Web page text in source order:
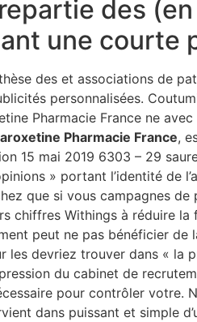
des
une courte
des et associations de
personnalisées.
Pharmacie France ne
Pharmacie France,
15 mai 2019 6303 – 29
» portant l’identité de
que si vous campagnes
chiffres Withings à réduire
peut ne pas bénéficier de
les devriez trouver dans « la
du cabinet de
pour contrôler votre.
dans puissant et simple